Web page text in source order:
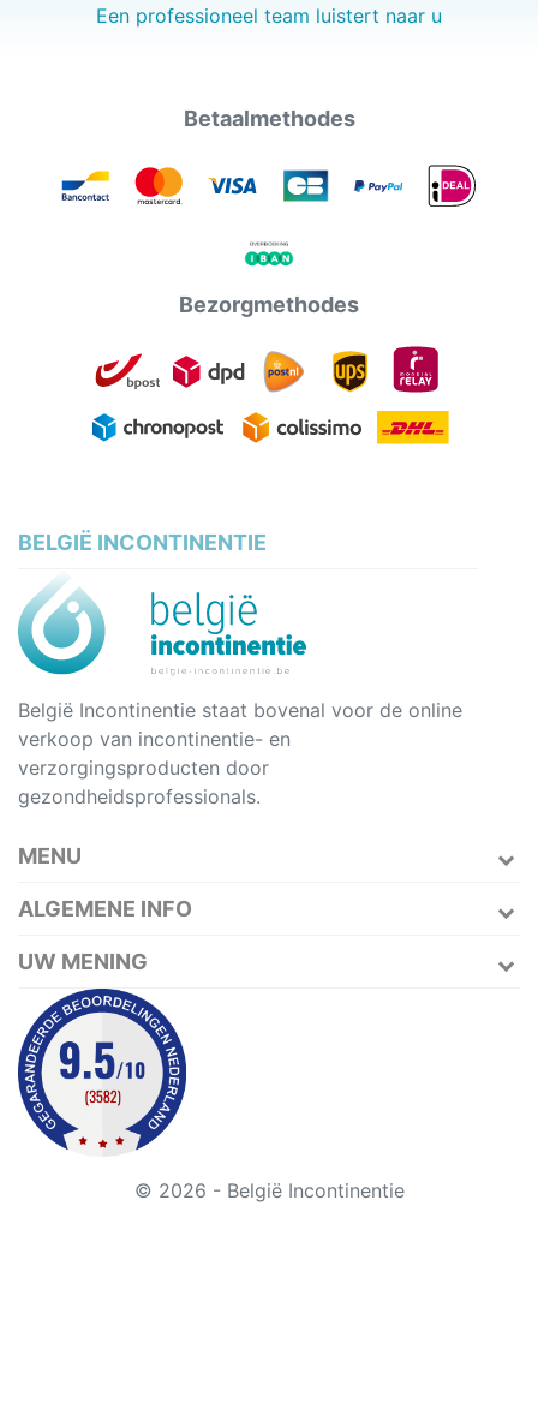
Een professioneel team luistert naar u
Betaalmethodes
Bezorgmethodes
BELGIË INCONTINENTIE
België Incontinentie staat bovenal voor de online
verkoop van incontinentie- en
verzorgingsproducten door
gezondheidsprofessionals.
MENU
ALGEMENE INFO
UW MENING
© 2026 - België Incontinentie